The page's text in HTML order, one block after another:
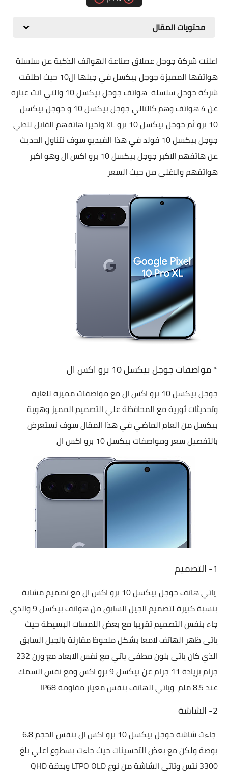
محتويات المقال
اعلنت شركة جوجل عملاق صناعة الهواتف الذكية عن سلسلة
هواتفها المميزة جوجل بيكسل في جيلها ال10 حيث اطلقت
شركة جوجل سلسلة هواتف جوجل بيكسل 10 والتي اتت عبارة
عن 4 هواتف وهم كالتالي جوجل بيكسل 10 و جوجل بيكسل
10 برو ثم جوجل بيكسل 10 برو XL واخيرا هاتفهم القابل للطي
جوجل بيكسل 10 فولد في هذا الفيديو سوف نتناول الحديث
عن هاتفهم الاكبر جوجل بيكسل 10 برو اكس ال وهو اكبر
هواتفهم والاغلي من حيث السعر
* مواصفات جوجل بيكسل 10 برو اكس ال
جوجل بيكسل 10 برو اكس ال مع مواصفات مميزة للغاية
وتحديثات ثورية مع المحافظة علي التصميم المميز وهوية
بيكسل من العام الماضي في هذا المقال سوف نستعرض
بالتفصيل سعر ومواصفات بيكسل 10 برو اكس ال
1- التصميم
ياتي هاتف
جوجل بيكسل 10 برو اكس ال مع تصميم مشابة
بنسبة كبيرة لتصميم الجيل السابق من هواتف بيكسل 9 والذي
جاء بنفس التصميم تقريبا مع بعض اللمسات البسيطة حيث
ياتي ظهر الهاتف لامعا بشكل ملحوظ مقارنة بالجيل السابق
الذي كان ياتي بلون مطفي ياتي مع نفس الابعاد مع وزن 232
جرام بزيادة 11 جرام عن بيكسل 9 برو اكس ومع نفس السمك
عند 8.5 ملم وياتي الهاتف بنفس معيار مقاومة IP68
2- الشاشة
جاءت شاشة جوجل بيكسل 10 برو اكس ال بنفس الحجم 6.8
بوصة ولكن مع بعض التحسينات حيث جاءت بسطوع اعلي بلغ